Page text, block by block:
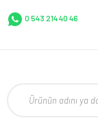
0 543 214 40 46